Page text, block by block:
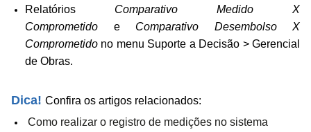
Relatórios Comparativo Medido X
Comprometido
e Comparativo Desembolso X
Comprometido no menu Suporte a Decisão > Gerencial
de Obras.
Dica! Confira os artigos relacionados:
Como realizar o registro de medições no sistema